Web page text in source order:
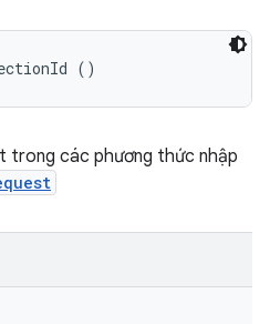
()
trong các phương thức nhập